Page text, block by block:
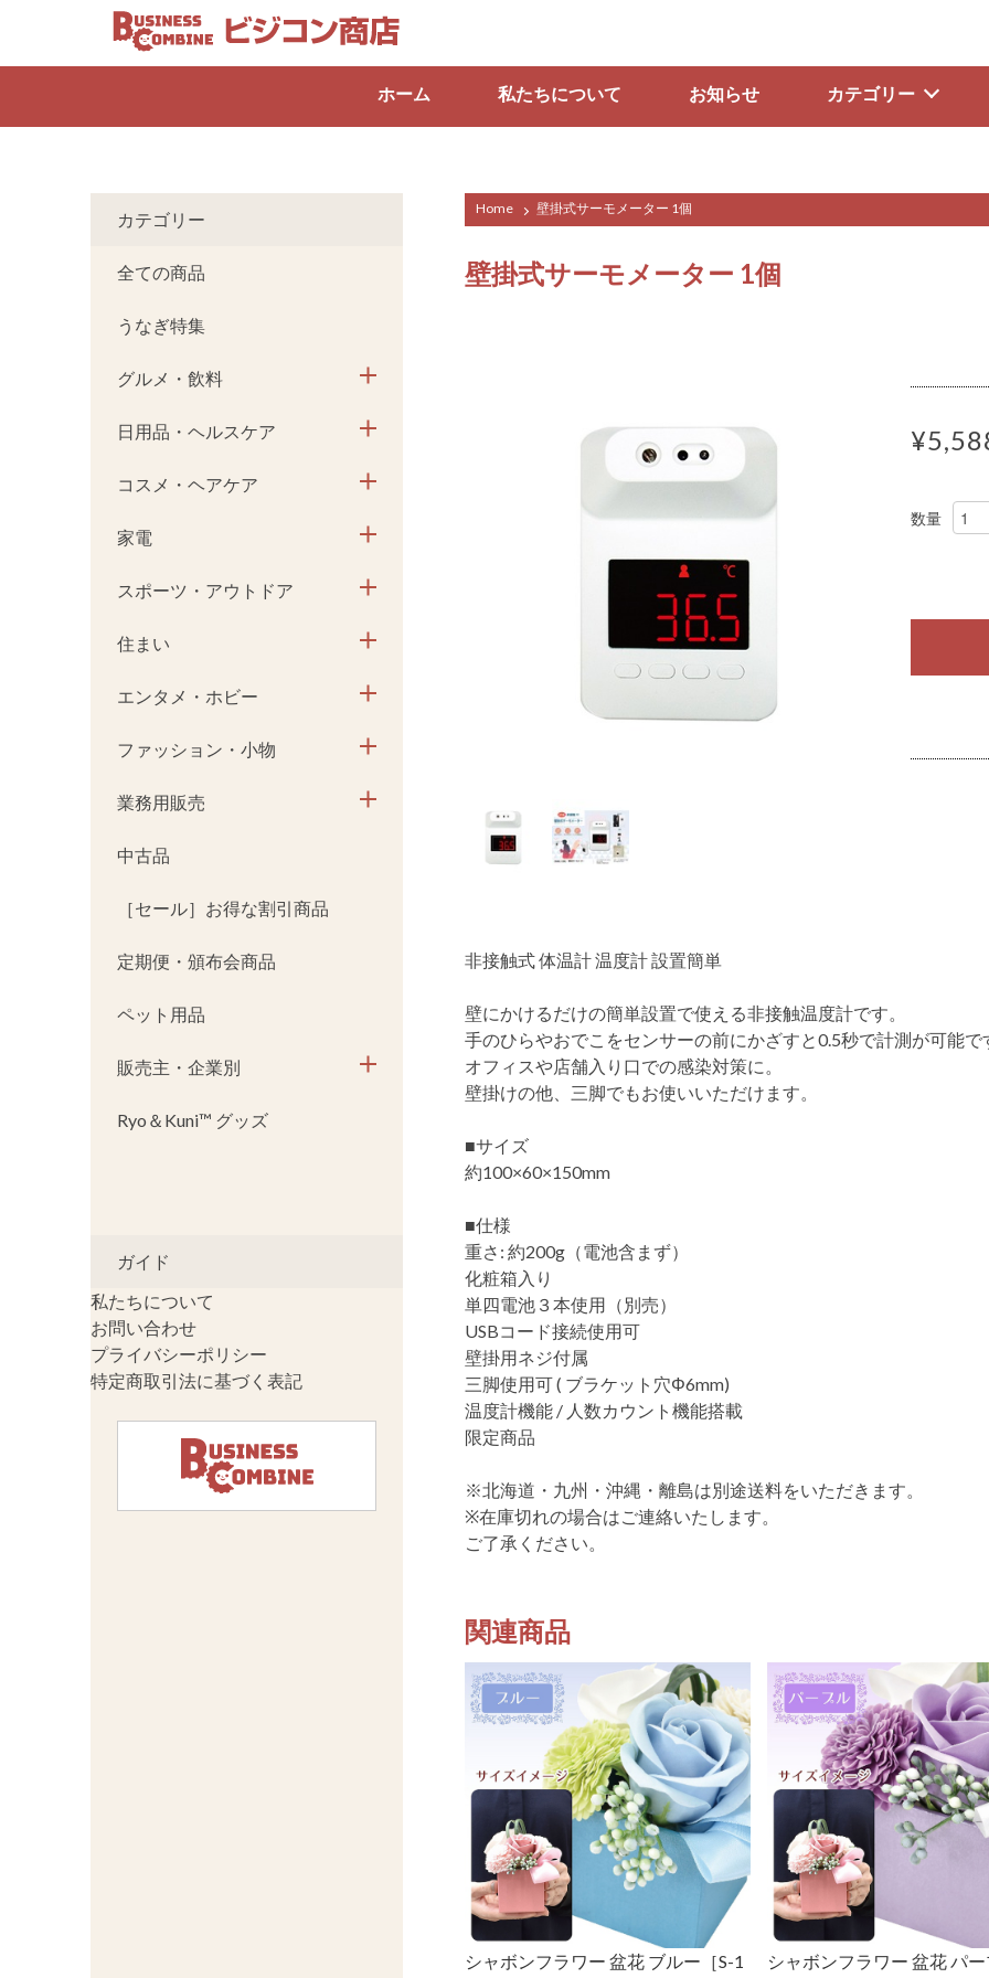
ホーム 私たちについて お知らせ カテゴリー
Home 壁掛式サーモメーター 1個
壁掛式サーモメーター 1個
数量
非接触式 体温計 温度計 設置簡単
壁にかけるだけの簡単設置で使える非接触温度計です。
手のひらやおでこをセンサーの前にかざすと0.5秒で計測が可能で
オフィスや店舗入り口での感染対策に。
壁掛けの他、三脚でもお使いいただけます。
■サイズ
約100×60×150mm
■仕様
重さ: 約200g（電池含まず）
化粧箱入り
単四電池３本使用（別売）
USBコード接続使用可
壁掛用ネジ付属
三脚使用可 ( ブラケット穴Φ6mm)
温度計機能 / 人数カウント機能搭載
限定商品
※北海道・九州・沖縄・離島は別途送料をいただきます。
※在庫切れの場合はご連絡いたします。
ご了承ください。
関連商品
シャボンフラワー 盆花 ブルー［S-1
シャボンフラワー 盆花 パ
カテゴリー
全ての商品
うなぎ特集
グルメ・飲料
日用品・ヘルスケア
コスメ・ヘアケア
家電
スポーツ・アウトドア
住まい
エンタメ・ホビー
ファッション・小物
業務用販売
中古品
［セール］お得な割引商品
定期便・頒布会商品
ペット用品
販売主・企業別
Ryo＆Kuni™ グッズ
ガイド
私たちについて
お問い合わせ
プライバシーポリシー
特定商取引法に基づく表記